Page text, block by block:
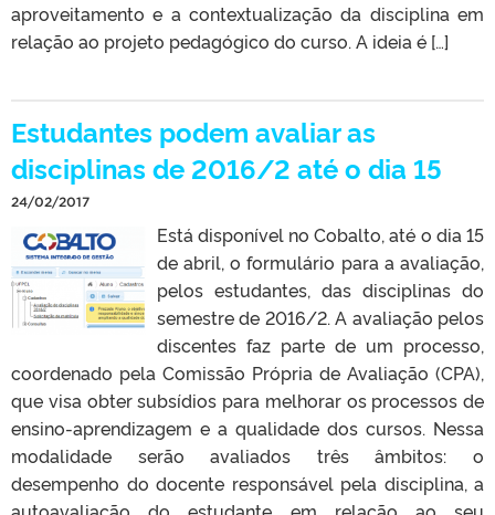
aproveitamento e a contextualização da disciplina em
relação ao projeto pedagógico do curso. A ideia é […]
Estudantes podem avaliar as
disciplinas de 2016/2 até o dia 15
24/02/2017
Está disponível no Cobalto, até o dia 15
de abril, o formulário para a avaliação,
pelos estudantes, das disciplinas do
semestre de 2016/2. A avaliação pelos
discentes faz parte de um processo,
coordenado pela Comissão Própria de Avaliação (CPA),
que visa obter subsídios para melhorar os processos de
ensino-aprendizagem e a qualidade dos cursos. Nessa
modalidade serão avaliados três âmbitos: o
desempenho do docente responsável pela disciplina, a